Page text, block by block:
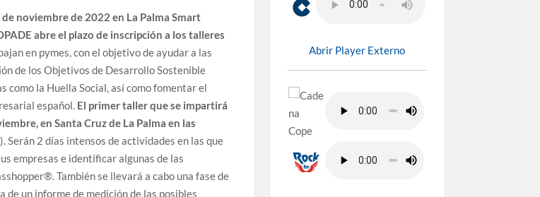
noviembre de 2022 en La Palma Smart
abre el plazo de inscripción a los talleres
en pymes, con el objetivo de ayudar a las
de los Objetivos de Desarrollo Sostenible
la Huella Social, así como fomentar el
español. El primer taller que se impartirá
en Santa Cruz de La Palma en las
Serán 2 días intensos de actividades en las que
empresas e identificar algunas de las
También se llevará a cabo una fase de
un informe de medición de las posibles
Abrir Player Externo